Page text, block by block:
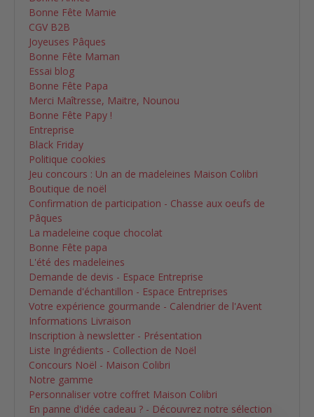
Bonne Fête Mamie
CGV B2B
Joyeuses Pâques
Bonne Fête Maman
Essai blog
Bonne Fête Papa
Merci Maîtresse, Maitre, Nounou
Bonne Fête Papy !
Entreprise
Black Friday
Politique cookies
Jeu concours : Un an de madeleines Maison Colibri
Boutique de noël
Confirmation de participation - Chasse aux oeufs de
Pâques
La madeleine coque chocolat
Bonne Fête papa
L'été des madeleines
Demande de devis - Espace Entreprise
Demande d'échantillon - Espace Entreprises
Votre expérience gourmande - Calendrier de l'Avent
Informations Livraison
Inscription à newsletter - Présentation
Liste Ingrédients - Collection de Noël
Concours Noël - Maison Colibri
Notre gamme
Personnaliser votre coffret Maison Colibri
En panne d'idée cadeau ? - Découvrez notre sélection